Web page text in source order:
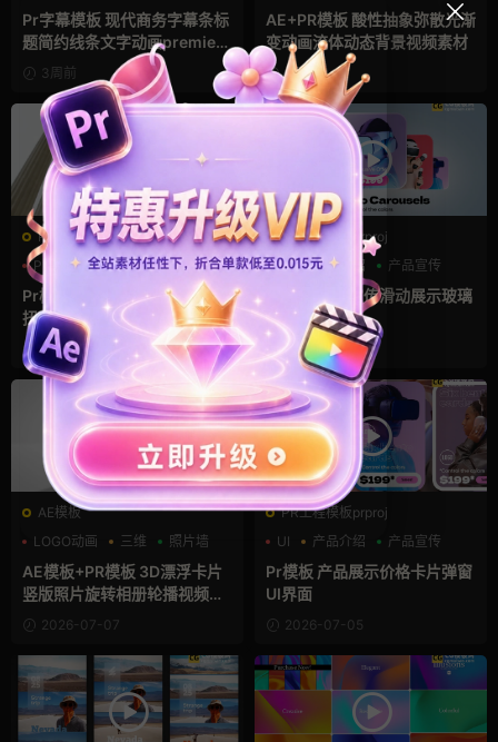
商务模板
Pr字幕模板 现代商务字幕条标
题简约线条文字动画premiere
模板3周前
AE+PR模板 酸性抽象弥散光渐
变动画流体动态背景视频素材
4周前
PR基本图形mogrt
PR基本图形
像素
故障特效
Pr模板mogrt 画面失真像素化
扭曲故障抠像毛刺拉丝效果
4周前
PR工程模板prproj
UI
产品介绍 产品宣传
Pr模板 产品宣传滑动展示玻璃
卡片弹窗轮播
2026-07-08
AE模板
LOGO动画
三维 照片墙
AE模板+PR模板 3D漂浮卡片
竖版照片旋转相册轮播视频片
头 2026-07-07
PR工程模板prproj
UI
产品介绍 产品宣传
Pr模板 产品展示价格卡片弹窗
UI界面
2026-07-05